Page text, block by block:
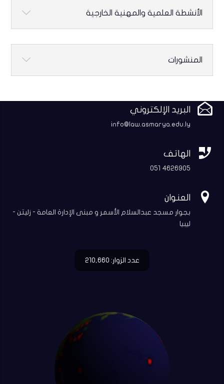
الأنشطة العلمية والمهنية الخارجية
المنشورات
 البريد الإلكتروني
info@law.asmarya.edu.ly
 الهاتف
051 4626905
 العنوان
بجوار مسجد عبدالسلام الأسمر و مبنى الإدارة العامة - زليتن -
ليبيا
عدد الزوار: 210,660